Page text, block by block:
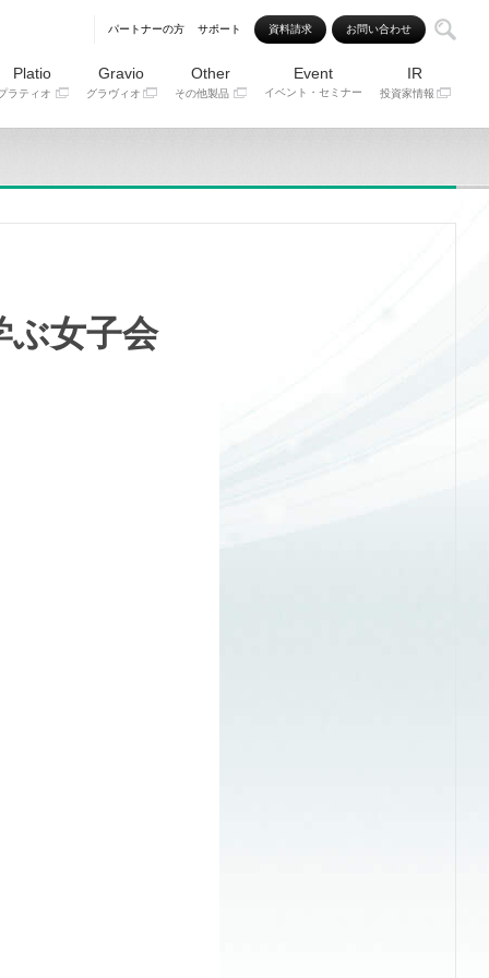
パートナーの方 サポート 資料請求 お問い合わせ
Platio
ラティオ
Gravio
グラヴィオ
Other
その他製品
Event
イベント・セミナー
IR
投資家情報
ぶ女子会